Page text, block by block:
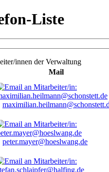
Liste
innen der Verwaltung
Mail
peter.mayer@hoeslwang.de